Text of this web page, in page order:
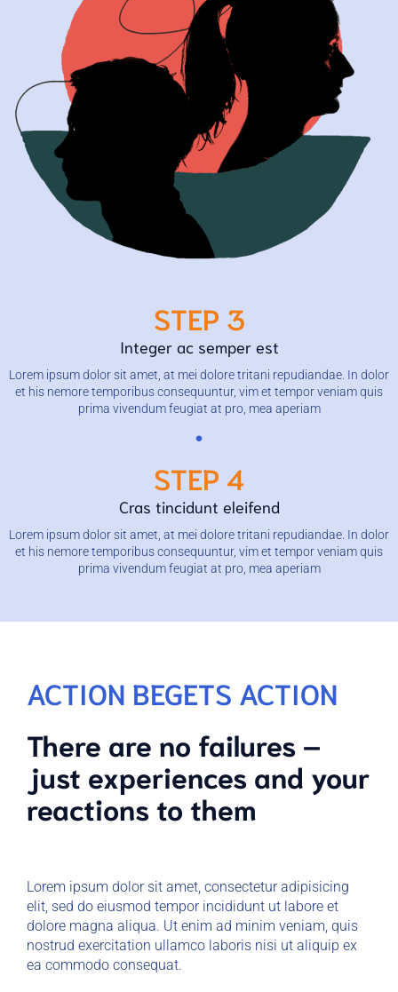
STEP 3
Integer ac semper est
Lorem ipsum dolor sit amet, at mei dolore tritani repudiandae. In dolor
et his nemore temporibus consequuntur, vim et tempor veniam quis
prima vivendum feugiat at pro, mea aperiam
STEP 4
Cras tincidunt eleifend
Lorem ipsum dolor sit amet, at mei dolore tritani repudiandae. In dolor
et his nemore temporibus consequuntur, vim et tempor veniam quis
prima vivendum feugiat at pro, mea aperiam
ACTION BEGETS ACTION
There are no failures –
just experiences and your
reactions to them
Lorem ipsum dolor sit amet, consectetur adipisicing
elit, sed do eiusmod tempor incididunt ut labore et
dolore magna aliqua. Ut enim ad minim veniam, quis
nostrud exercitation ullamco laboris nisi ut aliquip ex
ea commodo consequat.